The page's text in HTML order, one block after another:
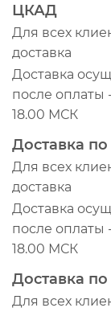
ЦКАД
Для всех
доставка
Доставка
после оплаты
18.00 МСК
Доставка
Для всех
доставка
Доставка
после оплаты
18.00 МСК
Доставка
Для всех